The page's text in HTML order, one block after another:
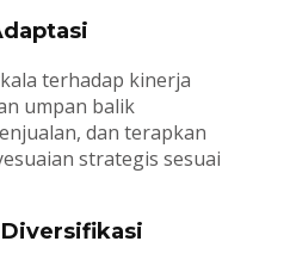
terhadap kinerja
umpan balik
dan terapkan
strategis sesuai
Diversifikasi